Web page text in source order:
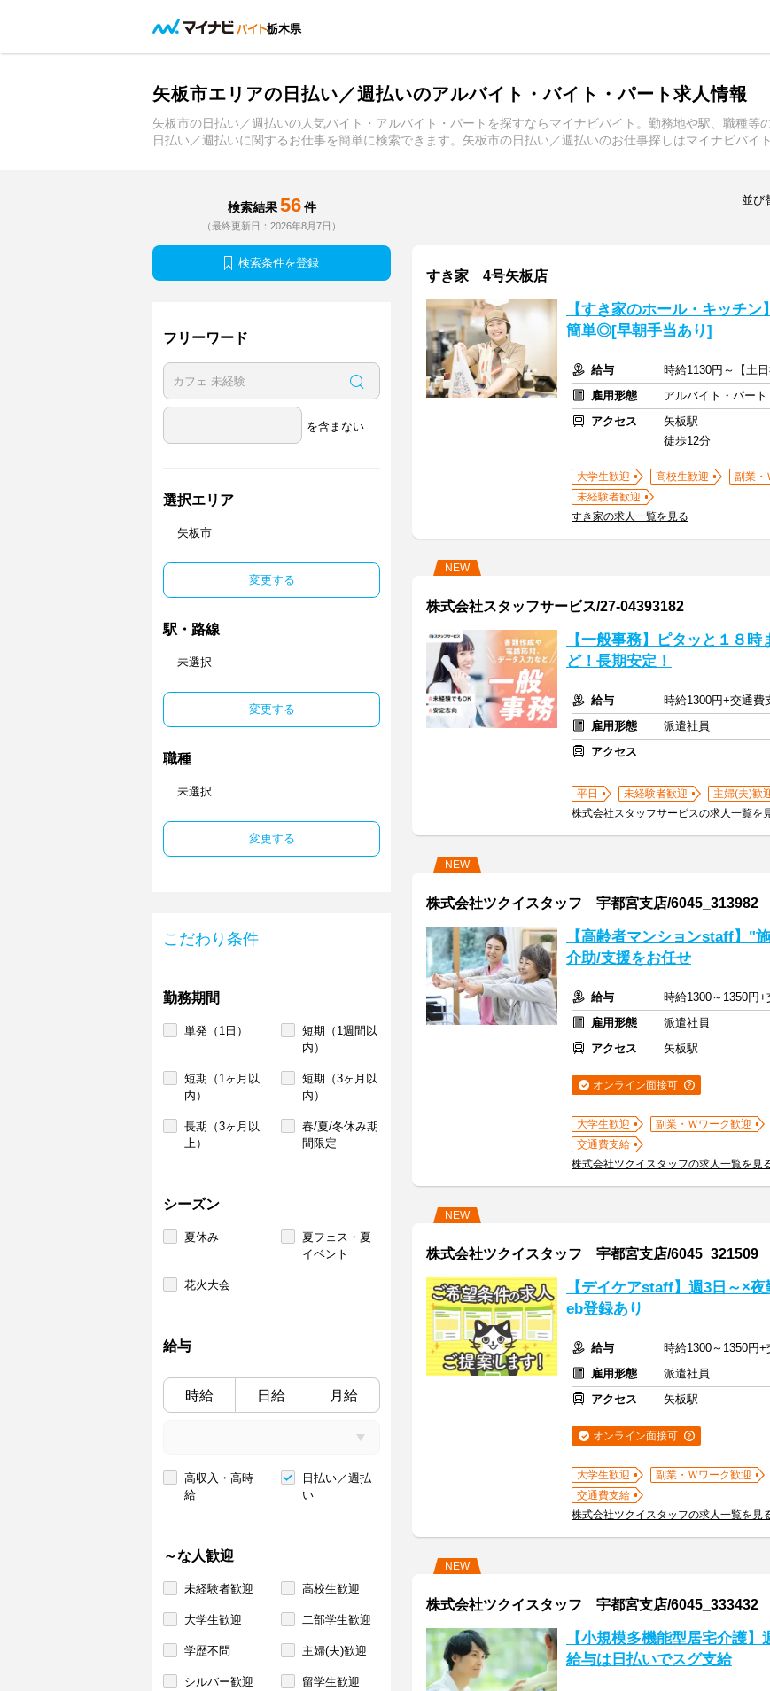
栃木県
矢板市エリアの日払い／週払いのアルバイト・バイト・パート求人情報
矢板市の日払い／週払いの人気バイト・アルバイト・パートを探すならマイナビバイト。勤務地や駅、職種等
日払い／週払いに関するお仕事を簡単に検索できます。矢板市の日払い／週払いのお仕事探しはマイナビバイ
検索結果 56 件
（最終更新日：2026年8月7日）
検索条件を登録
フリーワード
を含まない
選択エリア
矢板市
変更する
駅・路線
未選択
変更する
職種
未選択
変更する
こだわり条件
勤務期間
単発（1日）
短期（1週間以
内）
短期（1ヶ月以
内）
短期（3ヶ月以
内）
長期（3ヶ月以
上）
春/夏/冬休み期
間限定
シーズン
夏休み
夏フェス・夏
イベント
花火大会
給与
時給 日給 月給
高収入・高時
給
日払い／週払
い
～な人歓迎
未経験者歓迎 高校生歓迎
大学生歓迎 二部学生歓迎
学歴不問 主婦(夫)歓迎
シルバー歓迎 留学生歓迎
並び
すき家 4号矢板店
【すき家のホール・キッチ
簡単◎[早朝手当あり]
給与
時給1130円～【土
雇用形態
アルバイト・パート
アクセス
矢板駅
徒歩12分
大学生歓迎 高校生歓迎 副業・
未経験者歓迎
すき家の求人一覧を見る
NEW
株式会社スタッフサービス/27-04393182
【一般事務】ピタッと１８
ど！長期安定！
給与
時給1300円+交通費
雇用形態
派遣社員
アクセス
平日 未経験者歓迎 主婦(夫)歓
株式会社スタッフサービスの求人一覧を
NEW
株式会社ツクイスタッフ 宇都宮支店/6045_313982
【高齢者マンションstaff】"
介助/支援をお任せ
給与
時給1300～1350円
雇用形態
派遣社員
アクセス
矢板駅
オンライン面接可
大学生歓迎 副業・Ｗワーク歓迎
交通費支給
株式会社ツクイスタッフの求人一覧を見
NEW
株式会社ツクイスタッフ 宇都宮支店/6045_321509
【デイケアstaff】週3日～×
eb登録あり
給与
時給1300～1350円
雇用形態
派遣社員
アクセス
矢板駅
オンライン面接可
大学生歓迎 副業・Ｗワーク歓迎
交通費支給
株式会社ツクイスタッフの求人一覧を見
NEW
株式会社ツクイスタッフ 宇都宮支店/6045_333432
【小規模多機能型居宅介護
給与は日払いでスグ支給